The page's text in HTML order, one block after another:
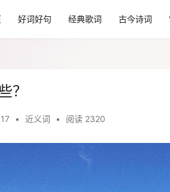
好词好句 经典歌词 古今诗词
？
• 近义词 • 阅读 2320